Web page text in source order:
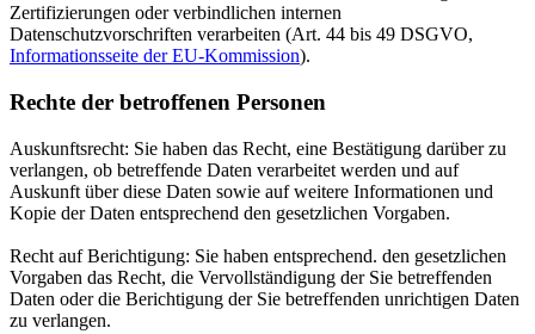
Zertifizierungen oder verbindlichen internen
Datenschutzvorschriften verarbeiten (Art. 44 bis 49 DSGVO,
Informationsseite der EU-Kommission).
Rechte der betroffenen Personen
Auskunftsrecht: Sie haben das Recht, eine Bestätigung darüber zu
verlangen, ob betreffende Daten verarbeitet werden und auf
Auskunft über diese Daten sowie auf weitere Informationen und
Kopie der Daten entsprechend den gesetzlichen Vorgaben.
Recht auf Berichtigung: Sie haben entsprechend. den gesetzlichen
Vorgaben das Recht, die Vervollständigung der Sie betreffenden
Daten oder die Berichtigung der Sie betreffenden unrichtigen Daten
zu verlangen.